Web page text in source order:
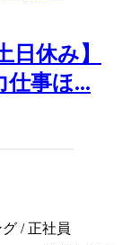
日休み】
事ほ...
/ 正社員